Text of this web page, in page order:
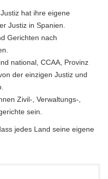
hat ihre eigene
Justiz in Spanien.
Gerichten nach
national, CCAA, Provinz
der einzigen Justiz und
Zivil-, Verwaltungs-,
sein.
jedes Land seine eigene